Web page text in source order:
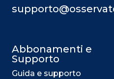
Abbonamenti e
Supporto
Guida e supporto